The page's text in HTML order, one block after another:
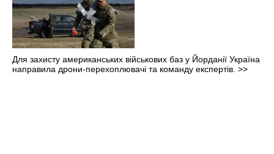
Для захисту американських військових баз у Йорданії Україна
направила дрони-перехоплювачі та команду експертів. >>